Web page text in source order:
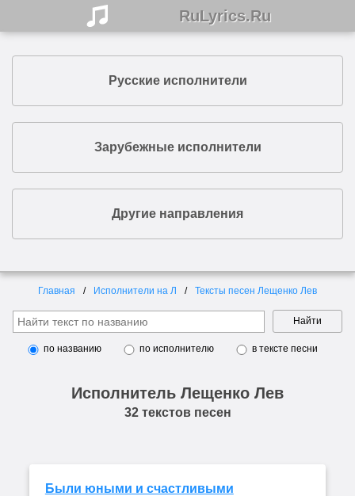
RuLyrics.Ru
Русские исполнители
Зарубежные исполнители
Другие направления
Главная Исполнители на Л Тексты песен Лещенко Лев
Найти
по названию по исполнителю в тексте песни
Исполнитель Лещенко Лев
32 текстов песен
Были юными и счастливыми